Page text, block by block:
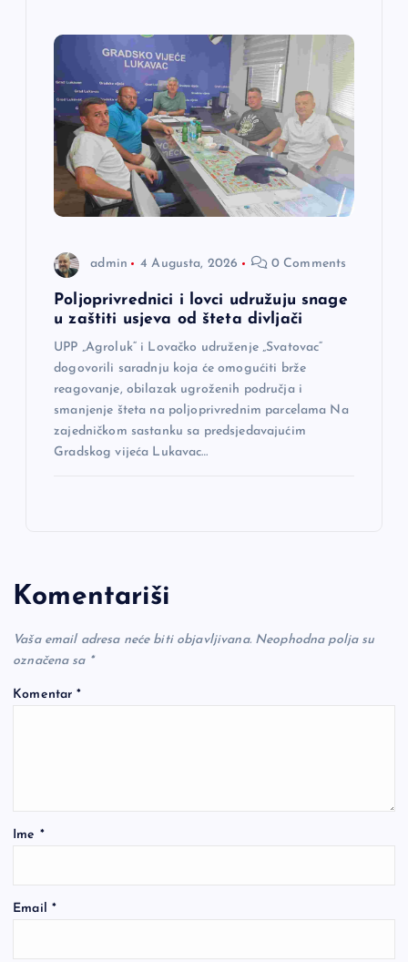
admin 4 Augusta, 2026 0 Comments
Poljoprivrednici i lovci udružuju snage
u zaštiti usjeva od šteta divljači
UPP „Agroluk“ i Lovačko udruženje „Svatovac“
dogovorili saradnju koja će omogućiti brže
reagovanje, obilazak ugroženih područja i
smanjenje šteta na poljoprivrednim parcelama Na
zajedničkom sastanku sa predsjedavajućim
Gradskog vijeća Lukavac…
Komentariši
Vaša email adresa neće biti objavljivana. Neophodna polja su
označena sa *
Komentar*
Ime *
Email *